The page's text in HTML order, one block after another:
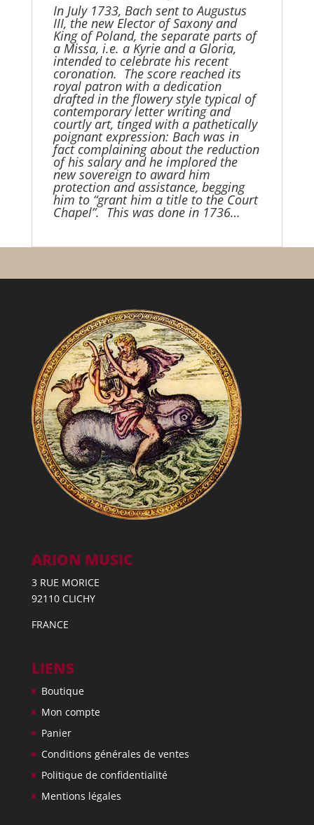
In July 1733, Bach sent to Augustus
III, the new Elector of Saxony and
King of Poland, the separate parts of
a Missa, i.e. a Kyrie and a Gloria,
intended to celebrate his recent
coronation. The score reached its
royal patron with a dedication
drafted in the flowery style typical of
contemporary letter writing and
courtly art, tinged with a pathetically
poignant expression: Bach was in
fact complaining about the reduction
of his salary and he implored the
new sovereign to award him
protection and assistance, begging
him to “grant him a title to the Court
Chapel”. This was done in 1736…
ARION MUSIC
3 RUE MORICE
92110 CLICHY
FRANCE
LIENS
Boutique
Mon compte
Panier
Conditions générales de ventes
Politique de confidentialité
Mentions légales